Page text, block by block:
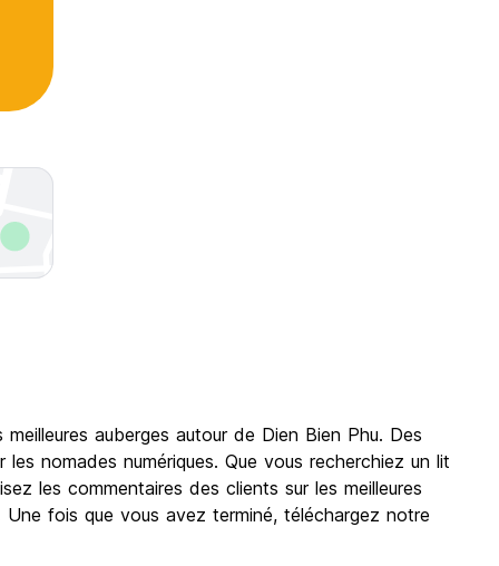
auberges autour de Dien Bien Phu. Des
nomades numériques. Que vous recherchiez un lit
les commentaires des clients sur les meilleures
fois que vous avez terminé, téléchargez notre